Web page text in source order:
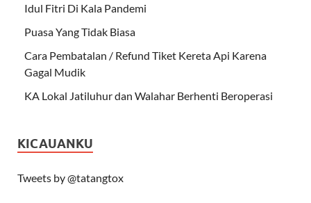
Idul Fitri Di Kala Pandemi
Puasa Yang Tidak Biasa
Cara Pembatalan / Refund Tiket Kereta Api Karena
Gagal Mudik
KA Lokal Jatiluhur dan Walahar Berhenti Beroperasi
KICAUANKU
Tweets by @tatangtox